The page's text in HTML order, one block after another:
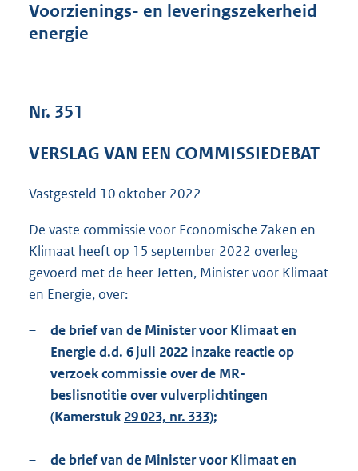
s
:
b
Voorzienings- en leveringszekerheid
energie
Nr. 351
VERSLAG VAN EEN COMMISSIEDEBAT
Vastgesteld 10 oktober 2022
De vaste commissie voor Economische Zaken en
Klimaat heeft op 15 september 2022 overleg
gevoerd met de heer Jetten, Minister voor Klimaat
en Energie, over:
–
de brief van de Minister voor Klimaat en
Energie d.d. 6 juli 2022 inzake reactie op
verzoek commissie over de MR-
beslisnotitie over vulverplichtingen
(Kamerstuk 29 023, nr. 333);
–
de brief van de Minister voor Klimaat en